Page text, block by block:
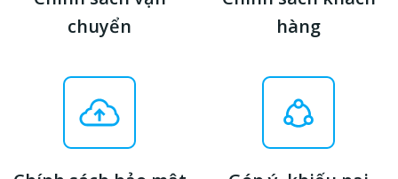
chuyển
hàng